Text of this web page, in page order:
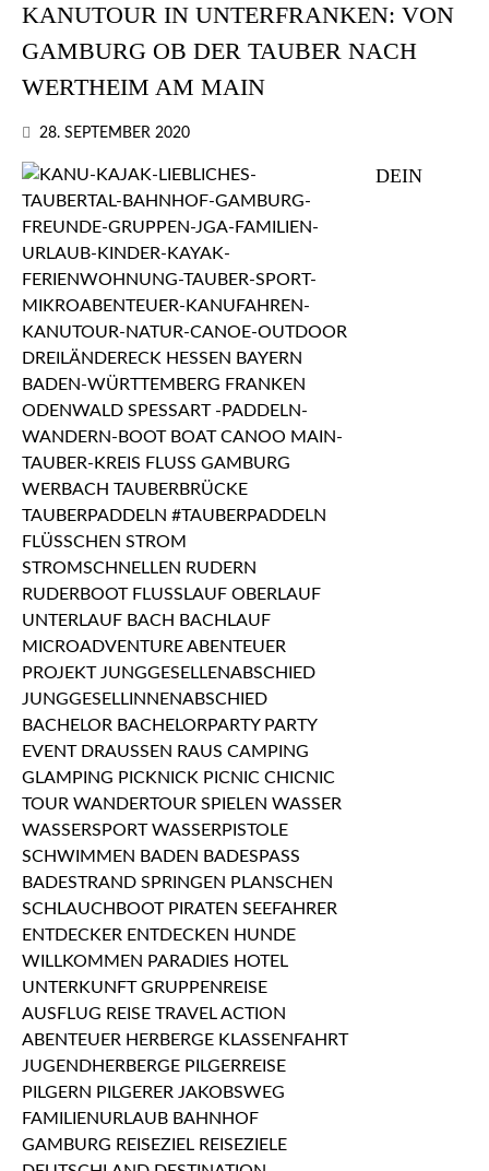
KANUTOUR IN UNTERFRANKEN: VON
GAMBURG OB DER TAUBER NACH
WERTHEIM AM MAIN
28. SEPTEMBER 2020
DEIN